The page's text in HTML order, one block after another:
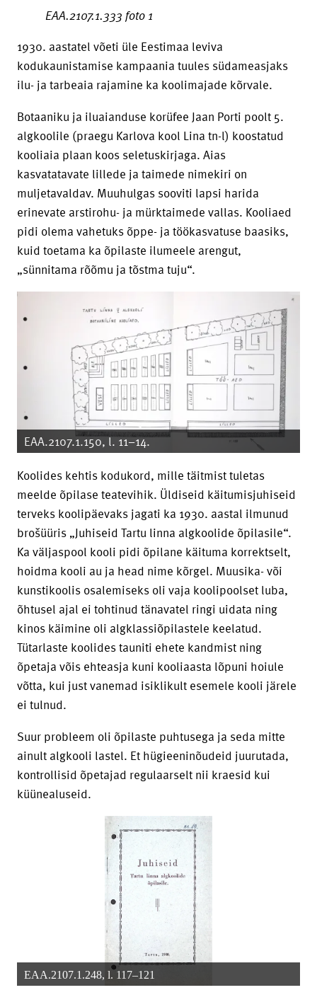
EAA.2107.1.333 foto 1
1930. aastatel võeti üle Eestimaa leviva
kodukaunistamise kampaania tuules südameasjaks
ilu- ja tarbeaia rajamine ka koolimajade kõrvale.
Botaaniku ja iluaianduse korüfee Jaan Porti poolt 5.
algkoolile (praegu Karlova kool Lina tn-l) koostatud
kooliaia plaan koos seletuskirjaga. Aias
kasvatatavate lillede ja taimede nimekiri on
muljetavaldav. Muuhulgas sooviti lapsi harida
erinevate arstirohu- ja mürktaimede vallas. Kooliaed
pidi olema vahetuks õppe- ja töökasvatuse baasiks,
kuid toetama ka õpilaste ilumeele arengut,
„sünnitama rõõmu ja tõstma tuju“.
EAA.2107.1.150, l. 11–14.
Koolides kehtis kodukord, mille täitmist tuletas
meelde õpilase teatevihik. Üldiseid käitumisjuhiseid
terveks koolipäevaks jagati ka 1930. aastal ilmunud
brošüüris „Juhiseid Tartu linna algkoolide õpilasile“.
Ka väljaspool kooli pidi õpilane käituma korrektselt,
hoidma kooli au ja head nime kõrgel. Muusika- või
kunstikoolis osalemiseks oli vaja koolipoolset luba,
õhtusel ajal ei tohtinud tänavatel ringi uidata ning
kinos käimine oli algklassiõpilastele keelatud.
Tütarlaste koolides tauniti ehete kandmist ning
õpetaja võis ehteasja kuni kooliaasta lõpuni hoiule
võtta, kui just vanemad isiklikult esemele kooli järele
ei tulnud.
Suur probleem oli õpilaste puhtusega ja seda mitte
ainult algkooli lastel. Et hügieeninõudeid juurutada,
kontrollisid õpetajad regulaarselt nii kraesid kui
küünealuseid.
EAA.2107.1.248, l. 117–121